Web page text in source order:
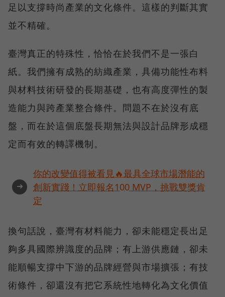
足以支撐時尚產業的文化條件。這樣的判斷其實
並不精確。
臺灣真正的特殊性，恰恰在於我們不是一張白
紙。我們擁有成熟的紡織產業，具備功能性布料
與材料技術研發的長期基礎，也有高度彈性的製
造能力與跨產業整合條件。問題不在於沒有底
盤，而在於這個底盤長期無法與設計品牌形成穩
定而有效的轉譯機制。
➜
你的改變值得被看見🔥最具全球市場潛能的
創新實踐！立即報名100 MVP，挑戰雙獎肯
定
換句話說，臺灣有材料能力，卻未能穩定長出足
夠多具國際辨識度的品牌；有上游供應鏈，卻未
能順暢支撐中下游的品牌經營與市場擴張；有技
術條件，卻還沒有把它系統性地轉化為文化價值